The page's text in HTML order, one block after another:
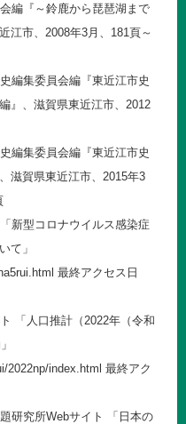
編『～鈴鹿から琵琶湖まで
江市、2008年3月、181頁～
編集委員会編『東近江市史
』、滋賀県東近江市、2012
編集委員会編『東近江市史
滋賀県東近江市、2015年3
新型コロナウイルス感染症
て」
最終アクセス日
「人口推計（2022年（令和
2022np/index.html 最終アク
研究所Webサイト 「日本の